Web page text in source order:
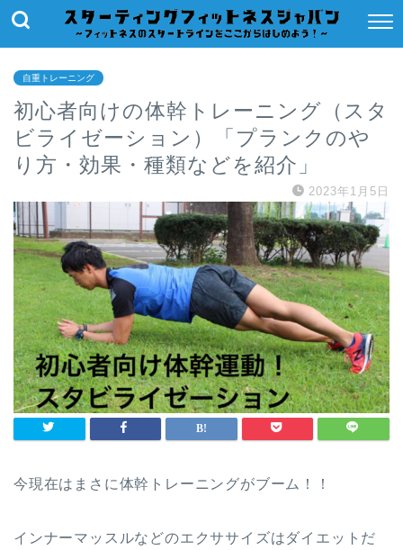
自重トレーニング
初心者向けの体幹トレーニング（スタ
ビライゼーション）「プランクのや
り方・効果・種類などを紹介」
2023年1月5日
今現在はまさに体幹トレーニングがブーム！！
インナーマッスルなどのエクササイズはダイエットだ